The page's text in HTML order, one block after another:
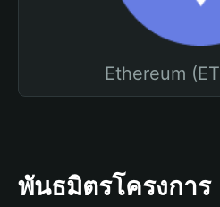
Ethereum
พันธมิตรโครงการ